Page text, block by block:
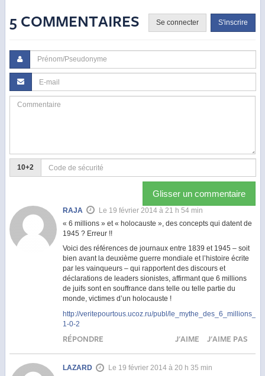
5 COMMENTAIRES Se connecter S'inscrire
10+2
Glisser un commentaire
RAJA
Le 19 février 2014 à 21 h 54 min
« 6 millions » et « holocauste », des concepts qui datent de
1945 ? Erreur !!
Voici des références de journaux entre 1839 et 1945 – soit
bien avant la deuxième guerre mondiale et l’histoire écrite
par les vainqueurs – qui rapportent des discours et
déclarations de leaders sionistes, affirmant que 6 millions
de juifs sont en souffrance dans telle ou telle partie du
monde, victimes d’un holocauste !
http://veritepourtous.ucoz.ru/publ/
1-0-2
J'AIME J'AIME PAS
RÉPONDRE
LAZARD
Le 19 février 2014 à 20 h 35 min